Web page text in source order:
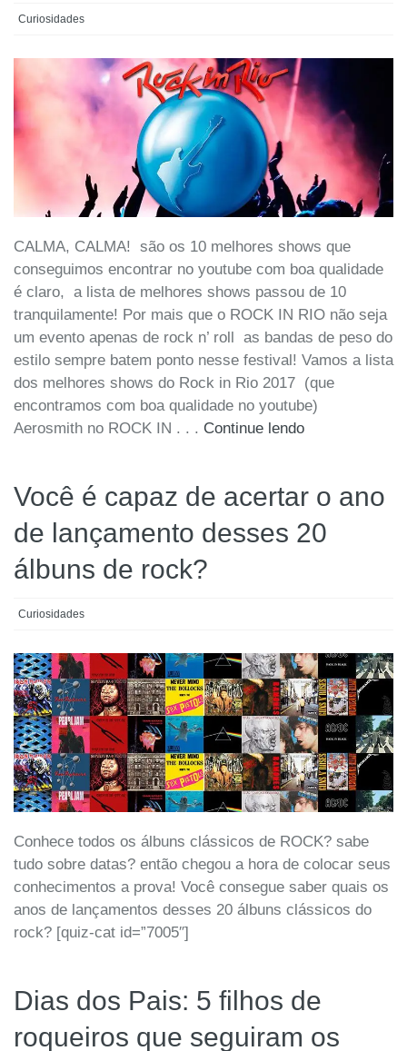
Curiosidades
CALMA, CALMA! são os 10 melhores shows que
conseguimos encontrar no youtube com boa qualidade
é claro, a lista de melhores shows passou de 10
tranquilamente! Por mais que o ROCK IN RIO não seja
um evento apenas de rock n’ roll as bandas de peso do
estilo sempre batem ponto nesse festival! Vamos a lista
dos melhores shows do Rock in Rio 2017 (que
encontramos com boa qualidade no youtube)
Aerosmith no ROCK IN . . . Continue lendo
Você é capaz de acertar o ano
de lançamento desses 20
álbuns de rock?
Curiosidades
Conhece todos os álbuns clássicos de ROCK? sabe
tudo sobre datas? então chegou a hora de colocar seus
conhecimentos a prova! Você consegue saber quais os
anos de lançamentos desses 20 álbuns clássicos do
rock? [quiz-cat id=”7005″]
Dias dos Pais: 5 filhos de
roqueiros que seguiram os